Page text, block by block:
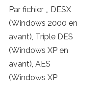
Par fichier ,, DESX
(Windows 2000 en
avant), Triple DES
(Windows XP en
avant), AES
(Windows XP